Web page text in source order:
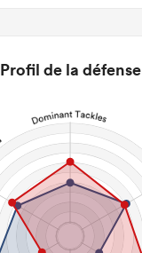
22m Conversion
Carries
Kicks
Post Contact Meters
Profil de la défense